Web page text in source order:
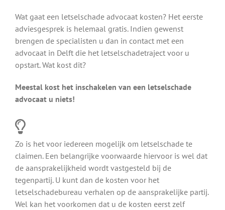
Wat gaat een letselschade advocaat kosten? Het eerste
adviesgesprek is helemaal gratis. Indien gewenst
brengen de specialisten u dan in contact met een
advocaat in Delft die het letselschadetraject voor u
opstart. Wat kost dit?
Meestal kost het inschakelen van een letselschade
advocaat u niets!
Zo is het voor iedereen mogelijk om letselschade te
claimen. Een belangrijke voorwaarde hiervoor is wel dat
de aansprakelijkheid wordt vastgesteld bij de
tegenpartij. U kunt dan de kosten voor het
letselschadebureau verhalen op de aansprakelijke partij.
Wel kan het voorkomen dat u de kosten eerst zelf